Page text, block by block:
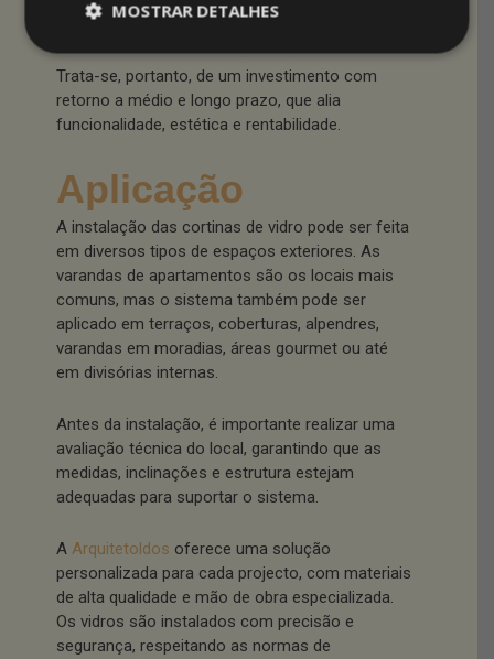
espaço bem aproveitado.
Trata-se, portanto, de um investimento com
retorno a médio e longo prazo, que alia
funcionalidade, estética e rentabilidade.
Aplicação
A instalação das cortinas de vidro pode ser feita
em diversos tipos de espaços exteriores. As
varandas de apartamentos são os locais mais
comuns, mas o sistema também pode ser
aplicado em terraços, coberturas, alpendres,
varandas em moradias, áreas gourmet ou até
em divisórias internas.
Antes da instalação, é importante realizar uma
avaliação técnica do local, garantindo que as
medidas, inclinações e estrutura estejam
adequadas para suportar o sistema.
A Arquitetoldos oferece uma solução
personalizada para cada projecto, com materiais
de alta qualidade e mão de obra especializada.
Os vidros são instalados com precisão e
segurança, respeitando as normas de
MOSTRAR DETALHES